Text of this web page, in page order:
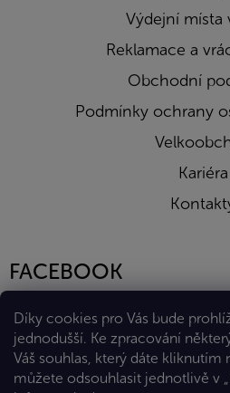
Díky cookies pro Vás bude
jednodušší. Ke zpracování
Váš souhlas, který dáte kliknutím
můžete odsouhlasit jednotlivě v
Výdejní místa
Reklamace a
Obchodní
Podmínky ochrany
Kariéra
FACEBOOK